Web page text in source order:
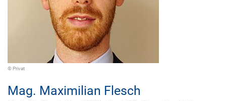
© Privat
Mag. Maximilian Flesch